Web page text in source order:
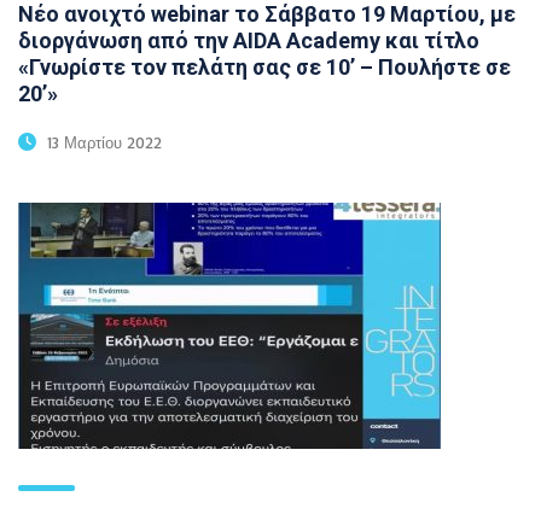
Νέο ανοιχτό webinar το Σάββατο 19 Μαρτίου, με
διοργάνωση από την AIDA Academy και τίτλο
«Γνωρίστε τον πελάτη σας σε 10’ – Πουλήστε σε
20’»
13 Μαρτίου 2022